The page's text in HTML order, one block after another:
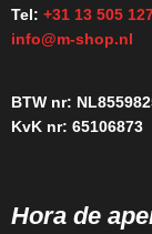
Tel: +31 13 505
info@m-shop.nl
BTW nr:
KvK nr: 65106873
Hora de